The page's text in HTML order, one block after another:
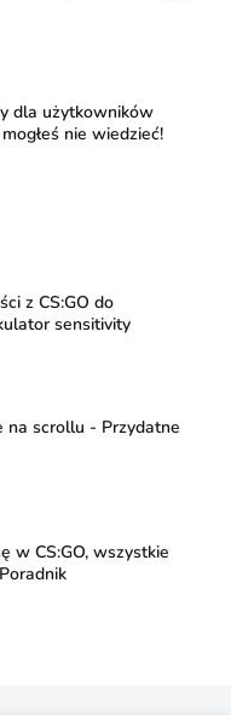
dla użytkowników
nie wiedzieć!
z CS:GO do
sensitivity
na scrollu - Przydatne
w CS:GO, wszystkie